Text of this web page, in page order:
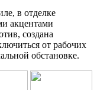
в отделке
акцентами
создана
от рабочих
обстановке.